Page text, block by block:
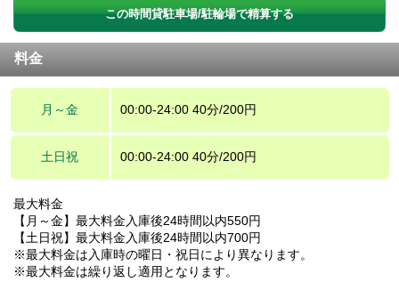
この時間貸駐車場/駐輪場で精算する
料金
月～金 00:00-24:00 40分/200円
土日祝 00:00-24:00 40分/200円
最大料金
【月～金】最大料金入庫後24時間以内550円
【土日祝】最大料金入庫後24時間以内700円
※最大料金は入庫時の曜日・祝日により異なります。
※最大料金は繰り返し適用となります。